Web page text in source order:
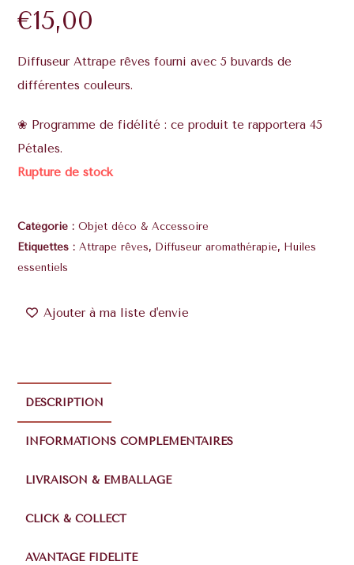
€15,00
Diffuseur Attrape rêves fourni avec 5 buvards de
différentes couleurs.
❀ Programme de fidélité : ce produit te rapportera 45
Pétales.
Rupture de stock
Catégorie :Objet déco & Accessoire
Étiquettes :Attrape rêves, Diffuseur aromathérapie, Huiles
essentiels
Ajouter à ma liste d'envie
DESCRIPTION
INFORMATIONS COMPLÉMENTAIRES
LIVRAISON & EMBALLAGE
CLICK & COLLECT
AVANTAGE FIDÉLITÉ